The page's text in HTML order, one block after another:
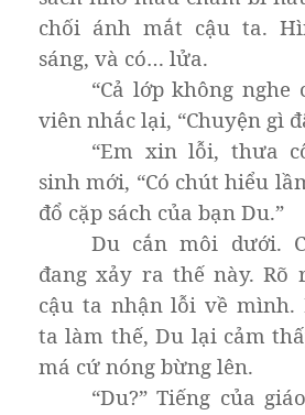
chối ánh mắt cậu ta.
sáng, và có… lửa.
“Cả lớp không nghe
viên nhắc lại, “Chuyện gì
“Em xin lỗi, thưa
sinh mới, “Có chút hiểu
đổ cặp sách của bạn Du.”
Du cắn môi dưới.
đang xảy ra thế này. Rõ
cậu ta nhận lỗi về mình.
ta làm thế, Du lại cảm
má cứ nóng bừng lên.
“Du?” Tiếng của